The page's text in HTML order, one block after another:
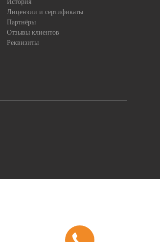
История
Лицензии и сертификаты
Партнёры
Отзывы клиентов
Реквизиты